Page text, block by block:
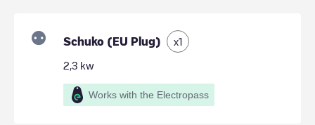
Schuko (EU Plug) x1
2,3 kw
Works with the Electropass